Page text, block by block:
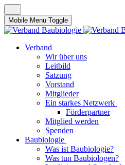
Mobile Menu Toggle
Verband
Wir über uns
Leitbild
Satzung
Vorstand
Mitglieder
Ein starkes Netzwerk
Förderpartner
Mitglied werden
Spenden
Baubiologie
Was ist Baubiologie?
Was tun Baubiologen?